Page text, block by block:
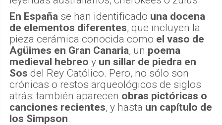
En España se han identificado una docena
de elementos diferentes, que incluyen la
pieza cerámica conocida como el vaso de
Agüimes en Gran Canaria, un poema
medieval hebreo y un sillar de piedra en
Sos del Rey Católico. Pero, no sólo son
crónicas o restos arqueológicos de siglos
atrás: también aparecen obras pictóricas o
canciones recientes, y hasta un capítulo de
los Simpson.